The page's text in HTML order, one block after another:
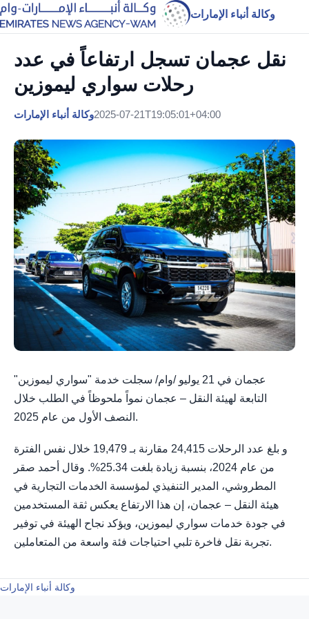
وكالة أنباء الإمارات
رحلات سواري ليموزين
وكالة أنباء الإمارات2025-07-21T19:05:01+04:00
عجمان في 21 يوليو /وام/ سجلت خدمة "سواري ليموزين"
التابعة لهيئة النقل – عجمان نمواً ملحوظاً في الطلب خلال
النصف الأول من عام 2025.
و بلغ عدد الرحلات 24,415 مقارنة بـ 19,479 خلال نفس الفترة
من عام 2024، بنسبة زيادة بلغت 25.34%. وقال أحمد صقر
المطروشي، المدير التنفيذي لمؤسسة الخدمات التجارية في
هيئة النقل – عجمان، إن هذا الارتفاع يعكس ثقة المستخدمين
في جودة خدمات سواري ليموزين، ويؤكد نجاح الهيئة في توفير
تجربة نقل فاخرة تلبي احتياجات فئة واسعة من المتعاملين.
وكالة أنباء الإمارات